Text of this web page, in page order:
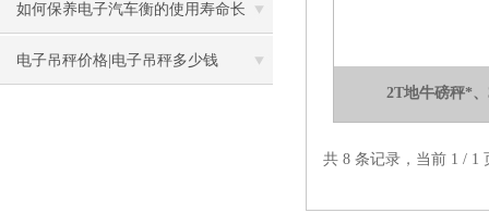
如何保养电子汽车衡的使用寿命长
电子吊秤价格|电子吊秤多少钱
2T地牛磅秤*
共 8 条记录，当前 1 /